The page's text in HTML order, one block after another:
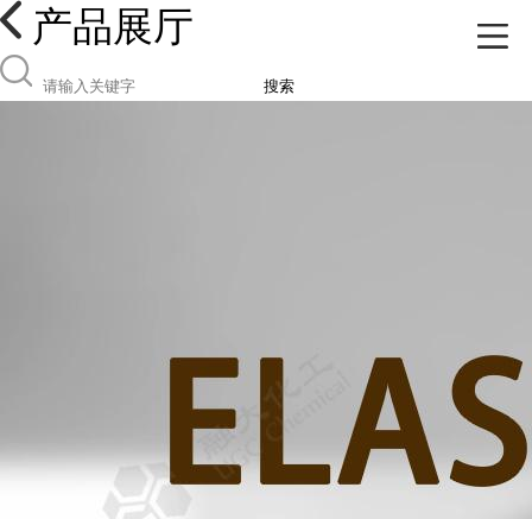
产品展厅
搜索